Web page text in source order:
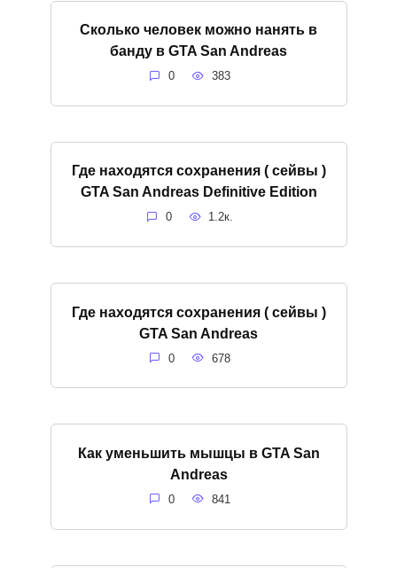
Сколько человек можно нанять в
банду в GTA San Andreas
0 383
Где находятся сохранения ( сейвы )
GTA San Andreas Definitive Edition
0 1.2к.
Где находятся сохранения ( сейвы )
GTA San Andreas
0 678
Как уменьшить мышцы в GTA San
Andreas
0 841